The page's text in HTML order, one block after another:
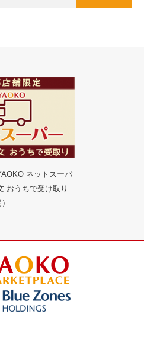
ネットスーパ
おうちで受け取り